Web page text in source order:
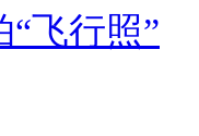
飞行照”